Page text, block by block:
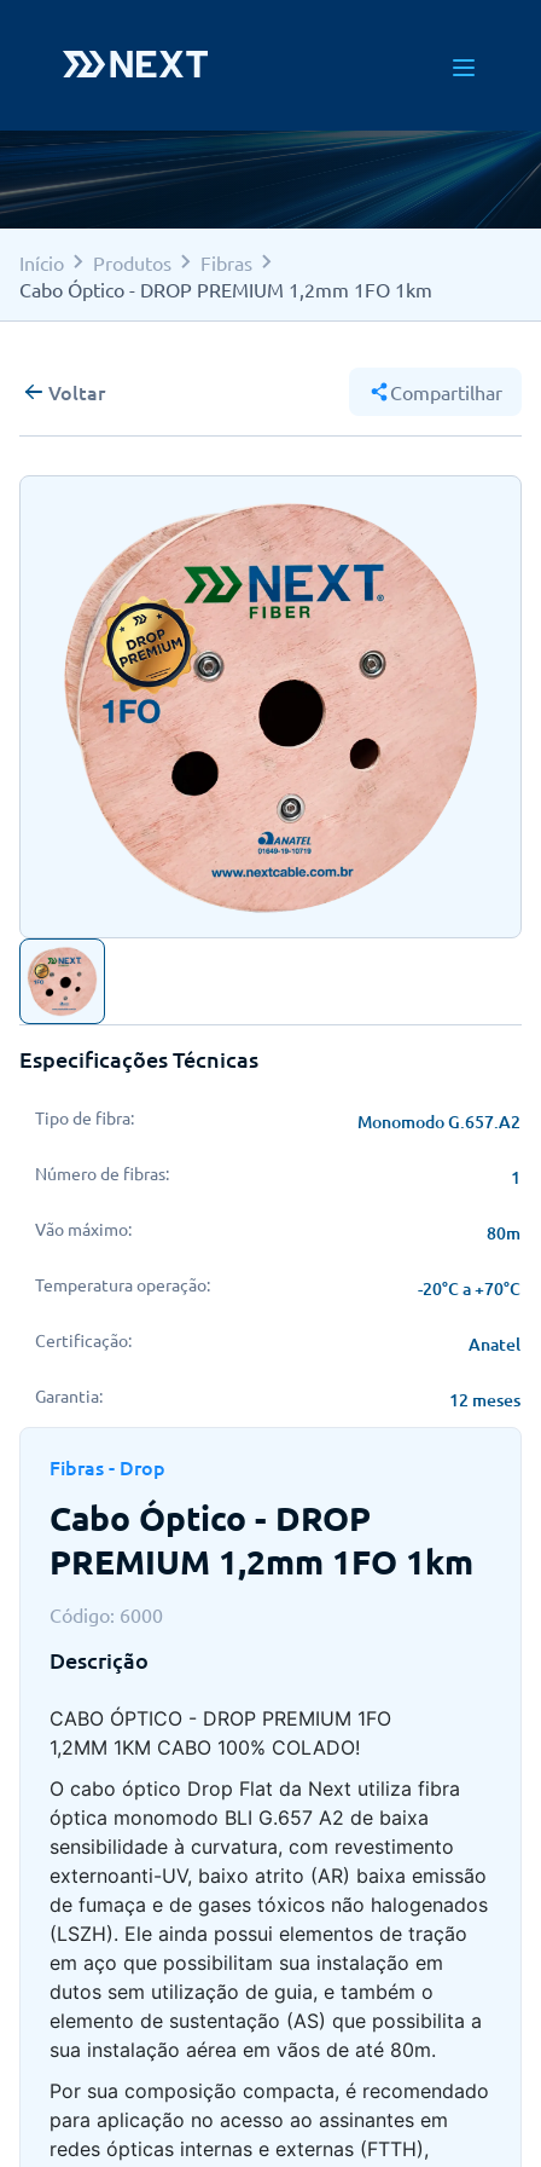
Início Produtos
Fibras
Cabo Óptico - DROP PREMIUM 1,2mm 1FO 1km
Voltar Compartilhar
Especificações Técnicas
Tipo de fibra: Monomodo G.657.A2
Número de fibras: 1
Vão máximo: 80m
Temperatura operação: -20°C a +70°C
Certificação: Anatel
Garantia: 12 meses
Fibras - Drop
Cabo Óptico - DROP
PREMIUM 1,2mm 1FO 1km
Código: 6000
Descrição
CABO ÓPTICO - DROP PREMIUM 1FO
1,2MM 1KM CABO 100% COLADO!
O cabo óptico Drop Flat da Next utiliza fibra
óptica monomodo BLI G.657 A2 de baixa
sensibilidade à curvatura, com revestimento
externoanti-UV, baixo atrito (AR) baixa emissão
de fumaça e de gases tóxicos não halogenados
(LSZH). Ele ainda possui elementos de tração
em aço que possibilitam sua instalação em
dutos sem utilização de guia, e também o
elemento de sustentação (AS) que possibilita a
sua instalação aérea em vãos de até 80m.
Por sua composição compacta, é recomendado
para aplicação no acesso ao assinantes em
redes ópticas internas e externas (FTTH),